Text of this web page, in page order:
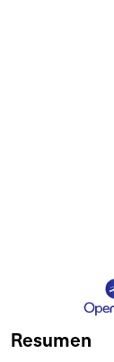
Resumen